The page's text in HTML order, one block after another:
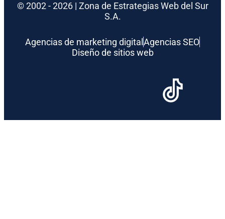
© 2002 - 2026 | Zona de Estrategias Web del Sur
S.A.
Agencias de marketing digital Agencias SEO
Diseño de sitios web